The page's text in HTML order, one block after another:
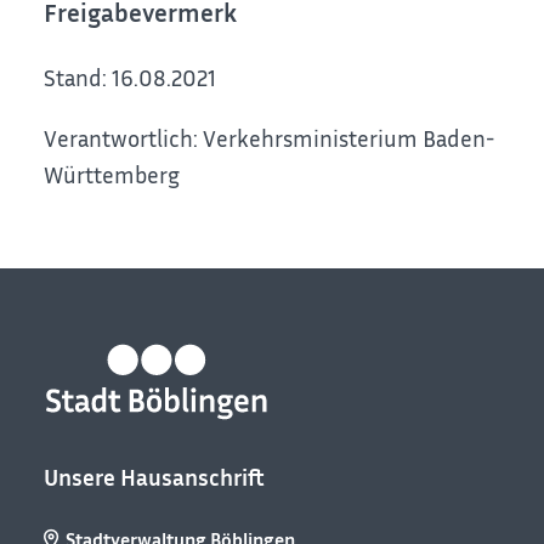
Freigabevermerk
Stand: 16.08.2021
Verantwortlich: Verkehrsministerium Baden-
Württemberg
Unsere Hausanschrift
Stadtverwaltung Böblingen